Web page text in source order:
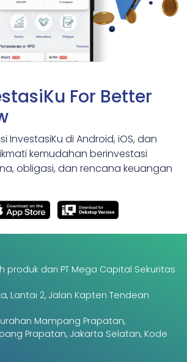
For Better
InvestasiKu di Android, iOS, dan
kemudahan berinvestasi
obligasi, dan rencana keuangan
produk dari PT Mega Capital Sekuritas
Lantai 2, Jalan Kapten Tendean
Mampang Prapatan,
Prapatan, Jakarta Selatan, Kode